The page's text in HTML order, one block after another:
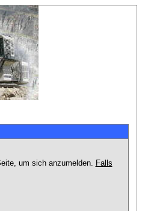
um sich anzumelden. Falls